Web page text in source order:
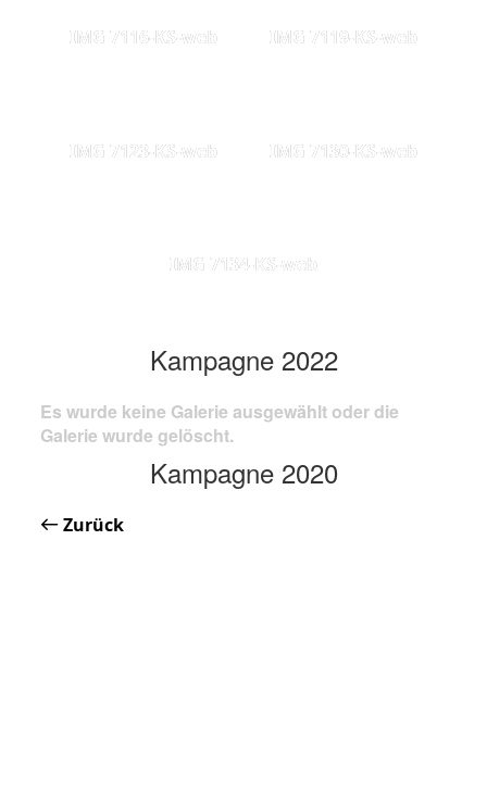
IMG 7116-KS-web IMG 7119-KS-web
IMG 7123-KS-web IMG 7130-KS-web
IMG 7134-KS-web
Kampagne 2022
Es wurde keine Galerie ausgewählt oder die
Galerie wurde gelöscht.
Kampagne 2020
Zurück